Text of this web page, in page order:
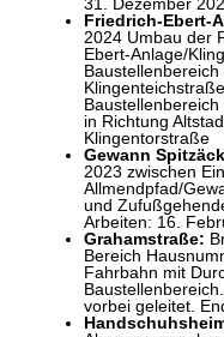
31. Dezember
Friedrich-Ebert-
2024 Umbau der
Ebert-Anlage/
in Richtung
Klingentorstraße
Gewann
2023 zwischen
Allmendpfad/
und
Arbeiten: 16.
Grahamstraße:
Bereich
Fahrbahn mit
vorbei geleitet.